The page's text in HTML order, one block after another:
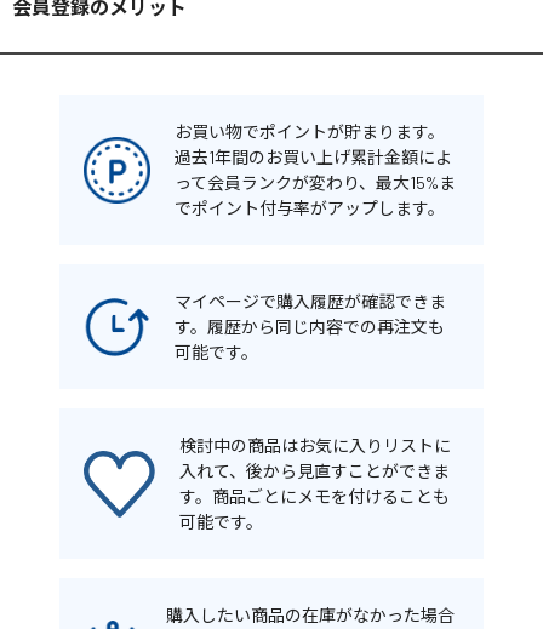
会員登録のメリット
お買い物でポイントが貯まります。
過去1年間のお買い上げ累計金額によ
って会員ランクが変わり、最大15%ま
でポイント付与率がアップします。
マイページで購入履歴が確認できま
す。履歴から同じ内容での再注文も
可能です。
検討中の商品はお気に入りリストに
入れて、後から見直すことができま
す。商品ごとにメモを付けることも
可能です。
購入したい商品の在庫がなかった場合